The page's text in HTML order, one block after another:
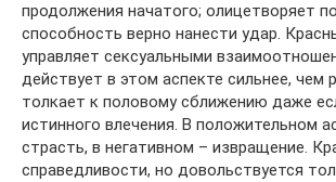
продолжения начатого; олицетворяет
способность верно нанести удар.
управляет сексуальными
действует в этом аспекте сильнее, чем
толкает к половому сближению даже
истинного влечения. В положительном
страсть, в негативном – извращение.
справедливости, но довольствуется